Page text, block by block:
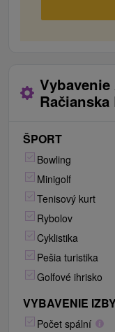
ŠPORT
Bowling
Minigolf
Tenisový kurt
Rybolov
Cyklistika
Pešia turistika
Golfové ihrisko
VYBAVENIE IZBY
Počet spální